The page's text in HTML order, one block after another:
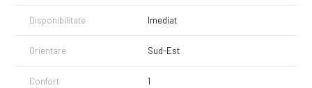
Disponibilitate Imediat
Orientare Sud-Est
Confort 1